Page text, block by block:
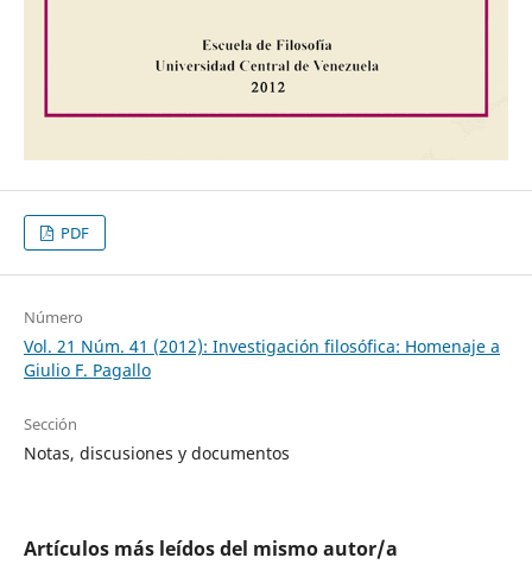
PDF
Número
Vol. 21 Núm. 41 (2012): Investigación filosófica: Homenaje a
Giulio F. Pagallo
Sección
Notas, discusiones y documentos
Artículos más leídos del mismo autor/a